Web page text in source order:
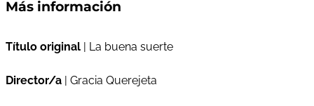
Más información
Título original | La buena suerte
Director/a | Gracia Querejeta